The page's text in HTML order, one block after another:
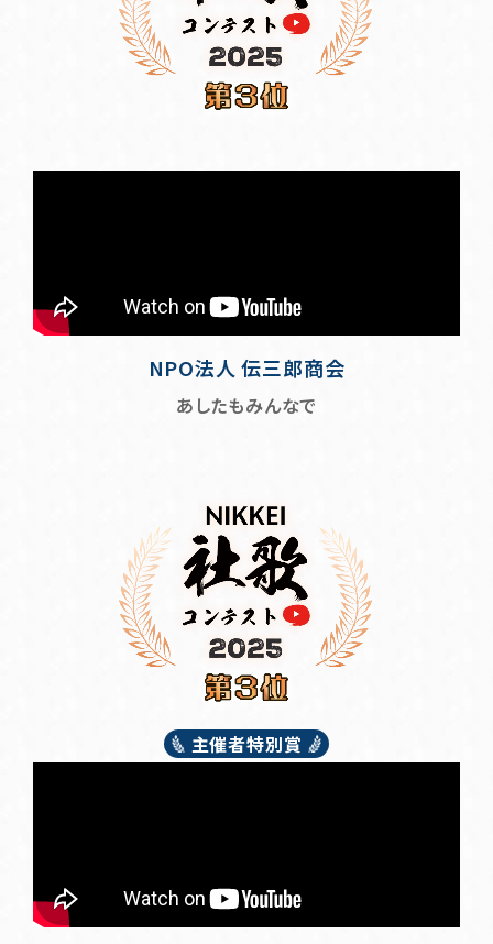
NPO法人 伝三郎商会
あしたもみんなで
主催者特別賞